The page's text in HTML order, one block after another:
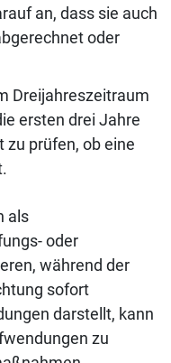
an, dass sie auch
oder
Dreijahreszeitraum
ersten drei Jahre
zu prüfen, ob eine
als
oder
während der
sofort
darstellt, kann
zu